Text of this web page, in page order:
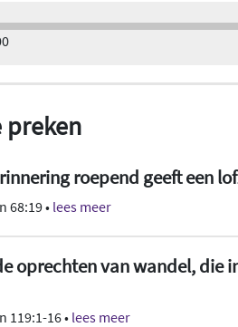
preken
roepend geeft een
68:19 • lees meer
oprechten van wandel, die
119:1-16 •lees meer